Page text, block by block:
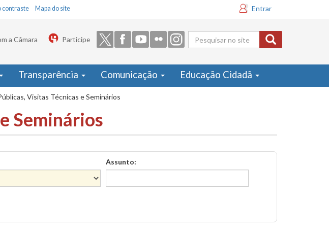
contraste Mapa do site Entrar
Formulário
de busca
a Câmara Participe
Transparência Comunicação Educação Cidadã
Visitas Técnicas e Seminários
Seminários
Assunto: